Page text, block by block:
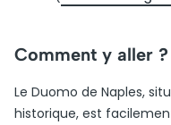
Comment y aller ?
Le Duomo de Naples,
historique, est